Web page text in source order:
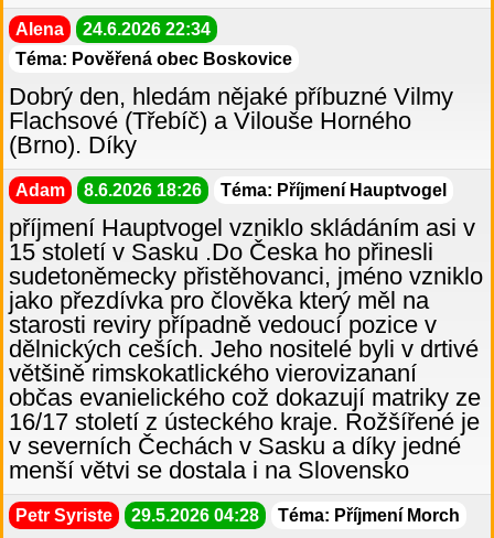
Alena
24.6.2026 22:34
Téma: Pověřená obec Boskovice
Dobrý den, hledám nějaké příbuzné Vilmy
Flachsové (Třebíč) a Vilouše Horného
(Brno). Díky
Adam 8.6.2026 18:26 Téma: Příjmení Hauptvogel
příjmení Hauptvogel vzniklo skládáním asi v
15 století v Sasku .Do Česka ho přinesli
sudetoněmecky přistěhovanci, jméno vzniklo
jako přezdívka pro člověka který měl na
starosti reviry případně vedoucí pozice v
dělnických ceších. Jeho nositelé byli v drtivé
většině rimskokatlického vierovizananí
občas evanielického což dokazují matriky ze
16/17 století z ústeckého kraje. Rožšířené je
v severních Čechách v Sasku a díky jedné
menší větvi se dostala i na Slovensko
Petr Syriste 29.5.2026 04:28 Téma: Příjmení Morch